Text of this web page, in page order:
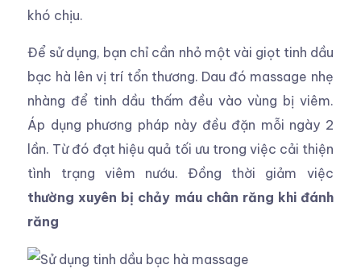
khó chịu.
Để sử dụng, bạn chỉ cần nhỏ một vài giọt tinh dầu
bạc hà lên vị trí tổn thương. Dau đó massage nhẹ
nhàng để tinh dầu thấm đều vào vùng bị viêm.
Áp dụng phương pháp này đều đặn mỗi ngày 2
lần. Từ đó đạt hiệu quả tối ưu trong việc cải thiện
tình trạng viêm nướu. Đồng thời giảm việc
thường xuyên bị chảy máu chân răng khi đánh
răng